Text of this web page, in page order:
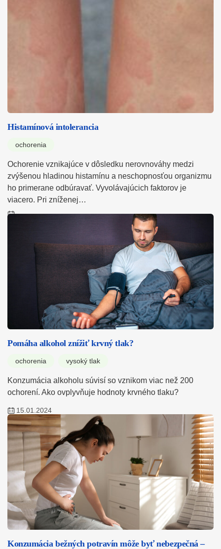
Histamínová intolerancia
ochorenia
Ochorenie vznikajúce v dôsledku nerovnováhy medzi
zvýšenou hladinou histamínu a neschopnosťou organizmu
ho primerane odbúravať. Vyvolávajúcich faktorov je
viacero. Pri zníženej…
Pomáha alkohol znížiť krvný tlak?
ochorenia vysoký tlak
Konzumácia alkoholu súvisí so vznikom viac než 200
ochorení. Ako ovplyvňuje hodnoty krvného tlaku?
15.01.2024
Konzumácia bežných potravín môže byť nebezpečná –